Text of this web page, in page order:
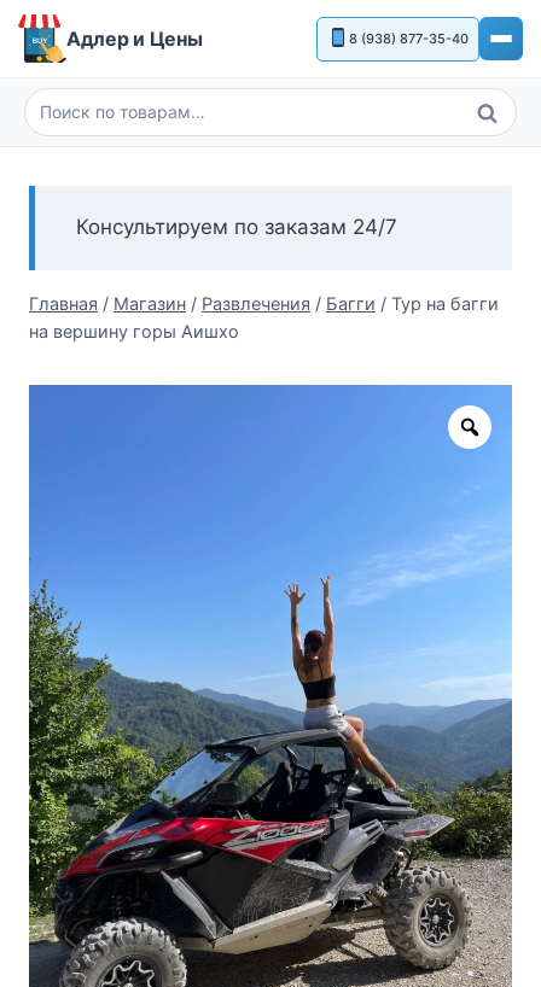
Перейти
Адлер и Цены 8 (938) 877-35-40
Искать:
Поиск
Консультируем по заказам 24/7
Главная / Магазин / Развлечения / Багги / Тур на багги
на вершину горы Аишхо
Zoom